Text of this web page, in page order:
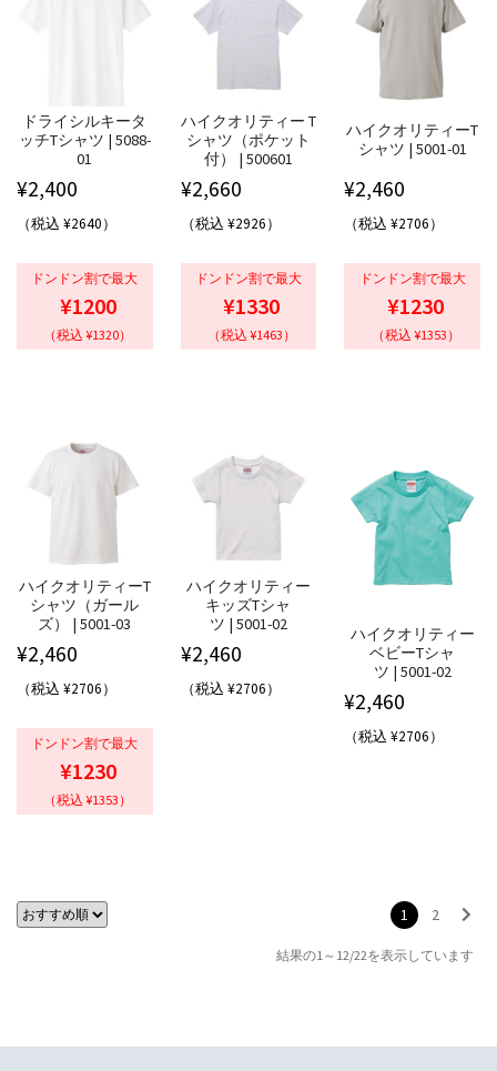
ドライシルキータ
ッチTシャツ | 5088-
01
¥2,400
（税込 ¥2640）
ドンドン割で最大
¥1200
（税込 ¥1320）
ハイクオリティー T
シャツ（ポケット
付） | 500601
¥2,660
（税込 ¥2926）
ドンドン割で最大
¥1330
（税込 ¥1463）
ハイクオリティーT
シャツ | 5001-01
¥2,460
（税込 ¥2706）
ドンドン割で最大
¥1230
（税込 ¥1353）
ハイクオリティーT
シャツ（ガール
ズ） | 5001-03
¥2,460
（税込 ¥2706）
ドンドン割で最大
¥1230
（税込 ¥1353）
ハイクオリティー
キッズTシャ
ツ | 5001-02
¥2,460
（税込 ¥2706）
ハイクオリティー
ベビーTシャ
ツ | 5001-02
¥2,460
（税込 ¥2706）
結果の1～12/22を表示しています
1 2